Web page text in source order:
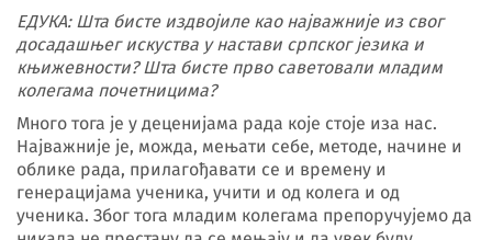
ЕДУКА: Шта бисте издвојиле као најважније из свог
досадашњег искуства у настави српског језика и
књижевности? Шта бисте прво саветовали младим
колегама почетницима?
Много тога је у деценијама рада које стоје иза нас.
Најважније је, можда, мењати себе, методе, начине и
облике рада, прилагођавати се и времену и
генерацијама ученика, учити и од колега и од
ученика. Због тога младим колегама препоручујемо да